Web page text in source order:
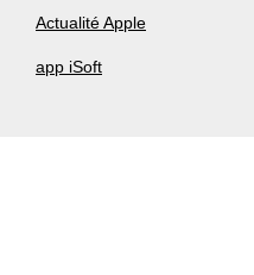
Actualité Apple
app iSoft